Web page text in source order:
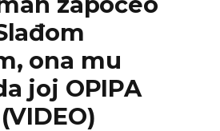
ona mu
joj OPIPA